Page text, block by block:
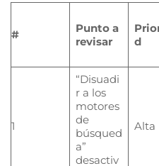
#
Punto a
revisar
d
1
“Disuadi
r a los
motores
de
búsqued
a”
desactiv
Alta